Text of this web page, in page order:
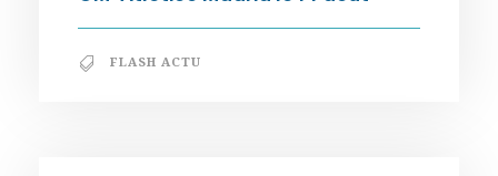
FLASH ACTU